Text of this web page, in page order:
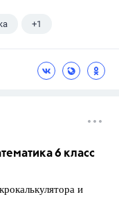
+1
6 класс
и